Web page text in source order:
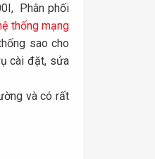
Phân phối
thống mạng
sao cho
cài đặt, sửa
và có rất